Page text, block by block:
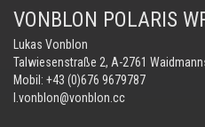
VONBLON POLARIS
Lukas Vonblon
Talwiesenstraße 2, A-2761
Mobil: +43 (0)676 9679787
l.vonblon@vonblon.cc